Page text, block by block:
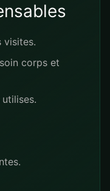
visites.
corps et